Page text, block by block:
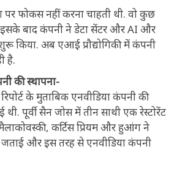
पर फोकस नहीं करना चाहती थी. वो कुछ
इसके बाद कंपनी ने डेटा सेंटर और AI और
किया. अब एआई प्रौद्योगिकी में कंपनी
है.
की स्थापना-
के मुताबिक एनवीडिया कंपनी की
थी. पूर्वी सैन जोस में तीन साथी एक रेस्टोरेंट
कर्टिस प्रियम और हुआंग ने
और इस तरह से एनवीडिया कंपनी